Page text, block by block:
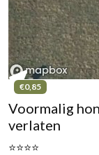
€0,85
Voormalig
verlaten
⭐⭐⭐⭐